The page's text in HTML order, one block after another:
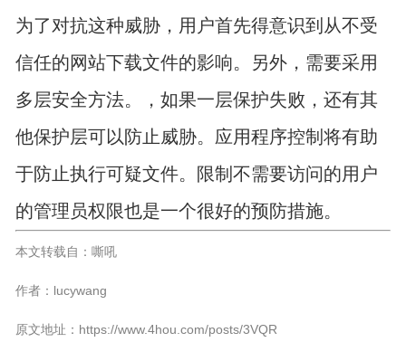
为了对抗这种威胁，用户首先得意识到从不受
信任的网站下载文件的影响。另外，需要采用
多层安全方法。，如果一层保护失败，还有其
他保护层可以防止威胁。应用程序控制将有助
于防止执行可疑文件。限制不需要访问的用户
的管理员权限也是一个很好的预防措施。
本文转载自：嘶吼
作者：lucywang
原文地址：https://www.4hou.com/posts/3VQR